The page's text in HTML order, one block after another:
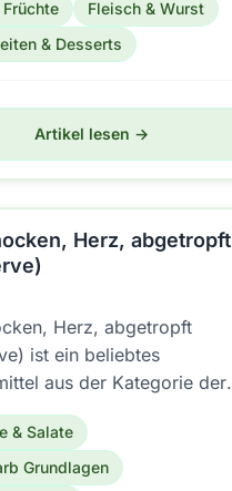
Aber...Fleisch & Wurst
& Desserts
Artikel lesen →
Herz, abgetropft
Herz, abgetropft
ist ein beliebtes
aus der Kategorie der
Gemüse gekocht (inkl.
Aber ist es auch für...
& Salate
Grundlagen